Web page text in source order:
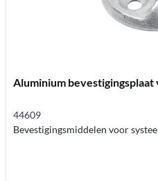
Aluminium bevestigingsplaat
44609
Bevestigingsmiddelen voor